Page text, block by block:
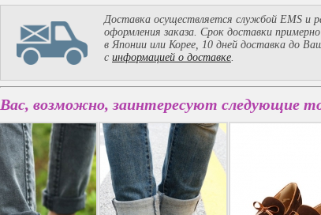
Доставка осуществляется службой EMS и
оформления заказа. Срок доставки
в Японии или Корее, 10 дней доставка до
с информацией о доставке.
Вас, возможно, заинтересуют следующие